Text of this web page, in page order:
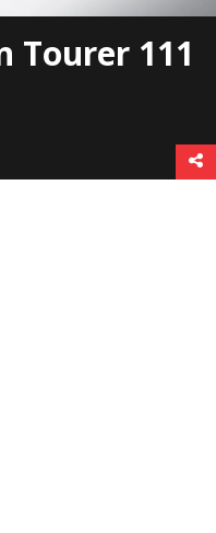
Tourer 111